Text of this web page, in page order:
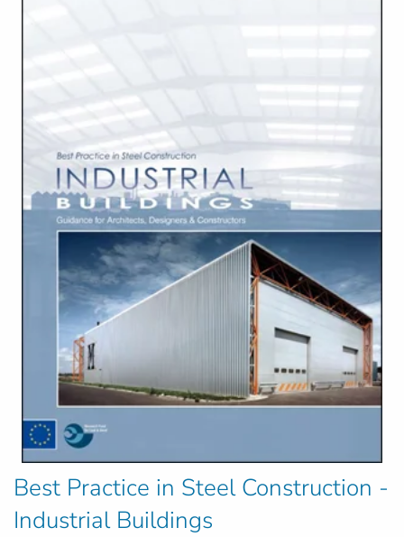
Best Practice in Steel Construction -
Industrial Buildings